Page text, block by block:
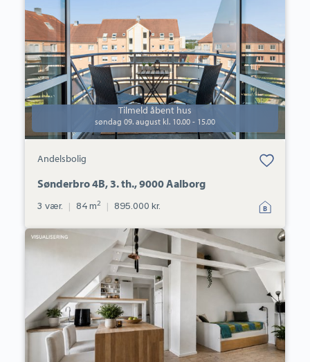
3.
th.,
9000
Aalborg
Tilmeld åbent hus
søndag 09. august kl. 10.00 - 15.00
Andelsbolig
Bolig er gemt
under dine
Sønderbro 4B, 3. th., 9000 Aalborg
3 vær. | 84 m2 | 895.000 kr.
Ejerlejlighed:
Reberbansgade
Aalborg